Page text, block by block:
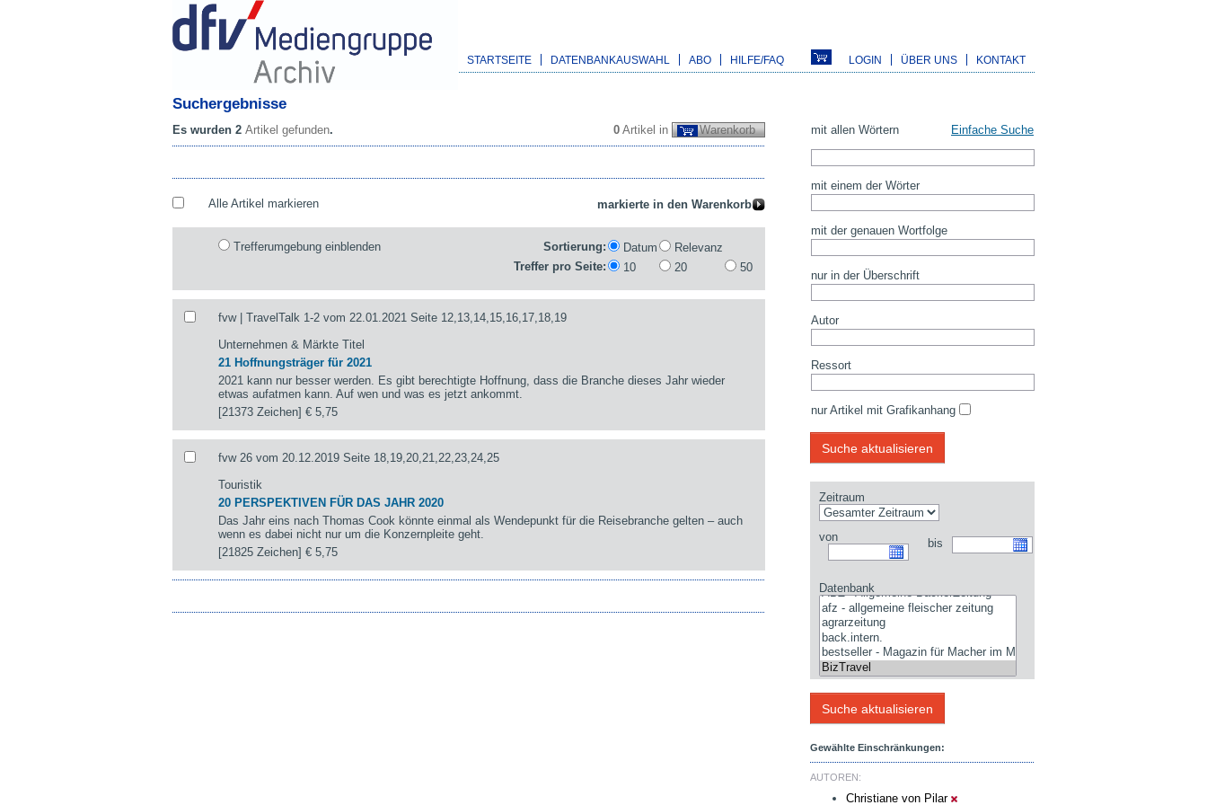
STARTSEITE DATENBANKAUSWAHL ABO HILFE/FAQ LOGIN ÜBER UNS KONTAKT
Suchergebnisse
0 Artikel in Warenkorb
Es wurden 2 Artikel gefunden.
Alle Artikel markieren
Trefferumgebung einblenden Sortierung: Datum
Relevanz
Treffer pro Seite:
10 20 50
fvw | TravelTalk 1-2 vom 22.01.2021 Seite 12,13,14,15,16,17,18,19
Unternehmen & Märkte Titel
21 Hoffnungsträger für 2021
2021 kann nur besser werden. Es gibt berechtigte Hoffnung, dass die Branche dieses Jahr wieder
etwas aufatmen kann. Auf wen und was es jetzt ankommt.
[21373 Zeichen]€ 5,75
fvw 26 vom 20.12.2019 Seite 18,19,20,21,22,23,24,25
Touristik
20 PERSPEKTIVEN FÜR DAS JAHR 2020
Das Jahr eins nach Thomas Cook könnte einmal als Wendepunkt für die Reisebranche gelten – auch
wenn es dabei nicht nur um die Konzernpleite geht.
[21825 Zeichen]€ 5,75
mit allen Wörtern Einfache Suche
mit einem der Wörter
mit der genauen Wortfolge
nur in der Überschrift
Autor
Ressort
nur Artikel mit Grafikanhang
Zeitraum
von bis
Datenbank
Gewählte Einschränkungen:
AUTOREN:
Christiane von Pilar